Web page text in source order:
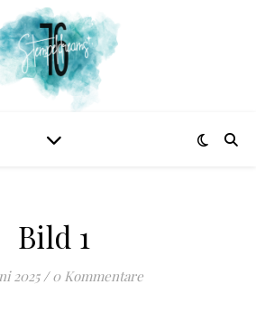
Bild 1
2025 / 0 Kommentare